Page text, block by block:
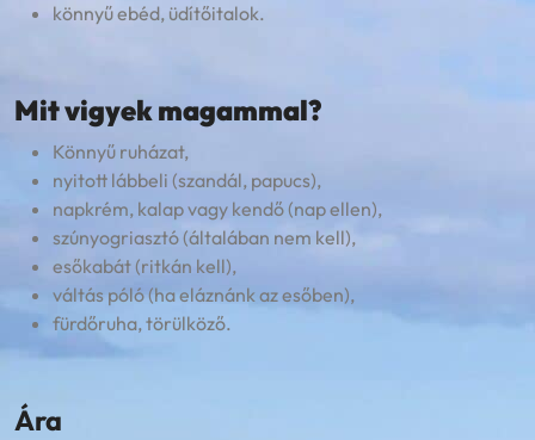
könnyű ebéd, üdítőitalok.
Mit vigyek magammal?
Könnyű ruházat,
nyitott lábbeli (szandál, papucs),
napkrém, kalap vagy kendő (nap ellen),
szúnyogriasztó (általában nem kell),
esőkabát (ritkán kell),
váltás póló (ha eláznánk az esőben),
fürdőruha, törülköző.
Ára